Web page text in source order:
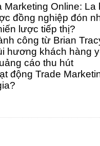
Online: La
đồng nghiệp đón
lược tiếp thị?
công từ Brian
hương khách hàng
cáo thu hút
động Trade